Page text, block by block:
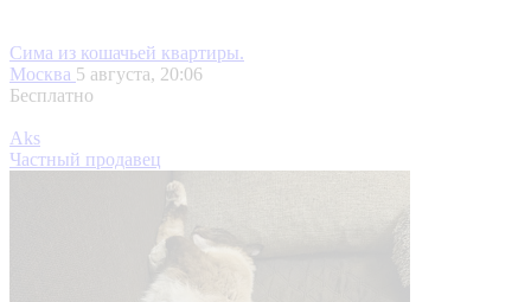
Сима из кошачьей квартиры.
Москва 5 августа, 20:06
Бесплатно
Aks
Частный продавец